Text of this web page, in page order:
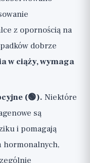
z opornością na
dobrze
w ciąży, wymaga
(🟢). Niektóre
są
i pomagają
hormonalnych,